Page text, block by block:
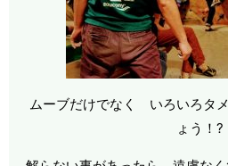
ムーブだけでなく いろいろタ
ょう！?